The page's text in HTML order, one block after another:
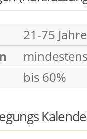
21-75 Jahre
bis 60%